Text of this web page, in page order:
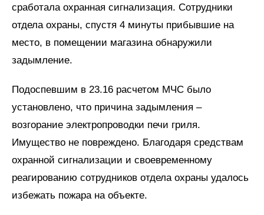
сработала охранная сигнализация. Сотрудники
отдела охраны, спустя 4 минуты прибывшие на
место, в помещении магазина обнаружили
задымление.
Подоспевшим в 23.16 расчетом МЧС было
установлено, что причина задымления –
возгорание электропроводки печи гриля.
Имущество не повреждено. Благодаря средствам
охранной сигнализации и своевременному
реагированию сотрудников отдела охраны удалось
избежать пожара на объекте.